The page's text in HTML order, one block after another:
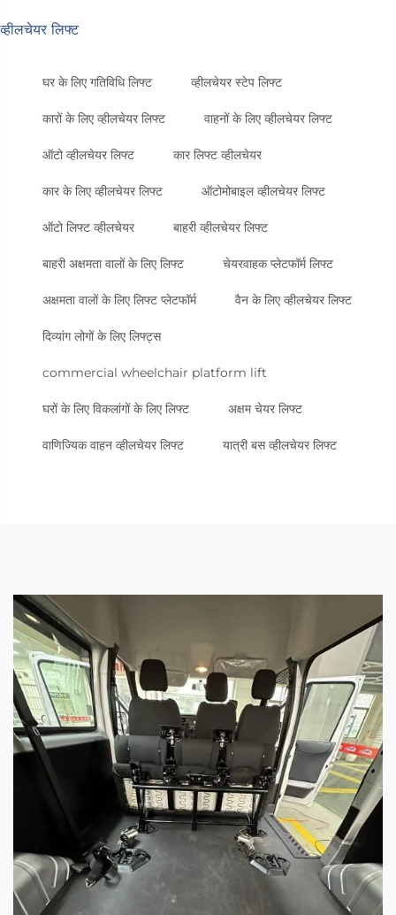
व्हीलचेयर लिफ्ट
घर के लिए गतिविधि लिफ्ट व्हीलचेयर स्टेप लिफ्ट
कारों के लिए व्हीलचेयर लिफ्ट वाहनों के लिए व्हीलचेयर लिफ्ट
ऑटो व्हीलचेयर लिफ्ट कार लिफ्ट व्हीलचेयर
कार के लिए व्हीलचेयर लिफ्ट ऑटोमोबाइल व्हीलचेयर लिफ्ट
ऑटो लिफ्ट व्हीलचेयर बाहरी व्हीलचेयर लिफ्ट
बाहरी अक्षमता वालों के लिए लिफ्ट चेयरवाहक प्लेटफॉर्म लिफ्ट
अक्षमता वालों के लिए लिफ्ट प्लेटफॉर्म वैन के लिए व्हीलचेयर लिफ्ट
दिव्यांग लोगों के लिए लिफ्ट्स
commercial wheelchair platform lift
घरों के लिए विकलांगों के लिए लिफ्ट अक्षम चेयर लिफ्ट
वाणिज्यिक वाहन व्हीलचेयर लिफ्ट यात्री बस व्हीलचेयर लिफ्ट